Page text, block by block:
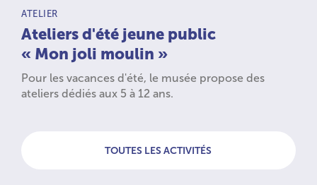
TYPE D’ACTIVITÉ :
ATELIER
Ateliers d'été jeune public
« Mon joli moulin »
Pour les vacances d'été, le musée propose des
ateliers dédiés aux 5 à 12 ans.
TOUTES LES ACTIVITÉS